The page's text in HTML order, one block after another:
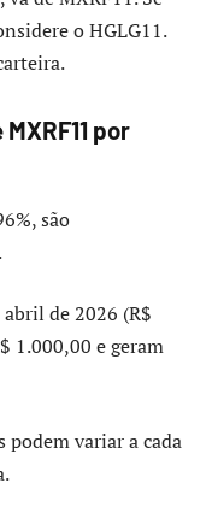
o HGLG11.
por
são
de 2026 (R$
1.000,00 e geram
podem variar a cada